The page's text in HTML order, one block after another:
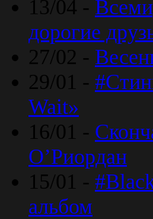
13/04 -
дорогие
27/02 -
29/01 -
Wait»
16/01 -
O’Риордан
15/01 -
альбом